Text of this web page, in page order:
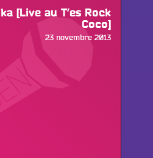
[Live au T’es Rock
Coco]
Publié
23 novembre 2013